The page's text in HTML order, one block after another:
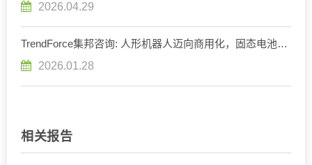
2026.04.29
TrendForce集邦咨询: 人形机器人迈向商用化，固态电池技
2026.01.28
相关报告